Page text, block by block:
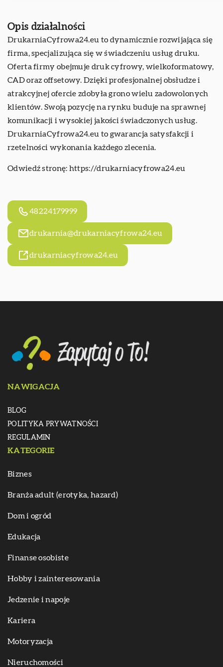
Opis działalności
DrukarniaCyfrowa24.eu to dynamicznie rozwijająca się
firma, specjalizująca się w świadczeniu usług druku.
Oferta firmy obejmuje druk cyfrowy, wielkoformatowy,
CAD oraz offsetowy. Dzięki profesjonalnej obsłudze i
atrakcyjnej ofercie zdobyła grono wielu zadowolonych
klientów. Swoją pozycję na rynku buduje na sprawnej
komunikacji i wysokiej jakości świadczonych usług.
DrukarniaCyfrowa24.eu to gwarancja satysfakcji i
rzetelności wykonania każdego zlecenia.
Odwiedź stronę: https://drukarniacyfrowa24.eu
48224179999
drukarnia@drukarniacyfrowa24.eu
drukarniacyfrowa24.eu
NAWIGACJA
BLOG
POLITYKA PRYWATNOŚCI
REGULAMIN
KATEGORIE
Biznes
Branża adult (erotyka, hazard)
Dom i ogród
Edukacja
Finanse osobiste
Hobby i zainteresowania
Jedzenie i napoje
Kariera
Motoryzacja
Nieruchomości